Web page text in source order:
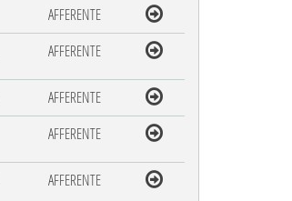
AFFERENTE
AFFERENTE
AFFERENTE
AFFERENTE
AFFERENTE